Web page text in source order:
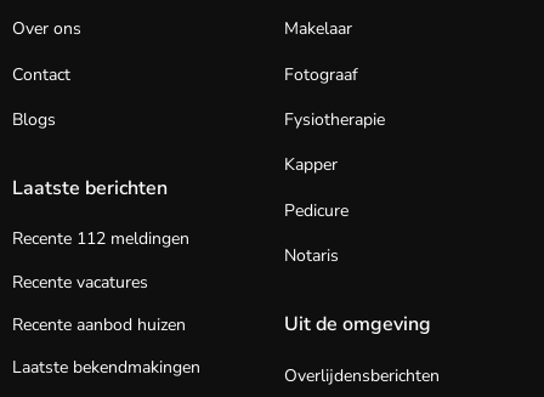
Over ons
Contact
Blogs
Laatste berichten
Recente 112 meldingen
Recente vacatures
Recente aanbod huizen
Laatste bekendmakingen
Makelaar
Fotograaf
Fysiotherapie
Kapper
Pedicure
Notaris
Uit de omgeving
Overlijdensberichten